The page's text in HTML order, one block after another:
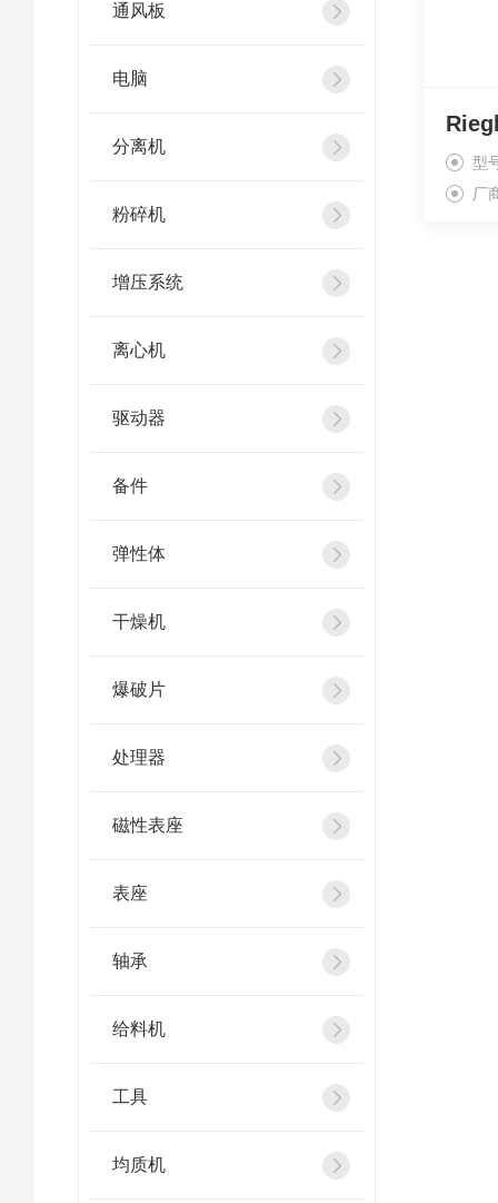
通风板
电脑
分离机
粉碎机
增压系统
离心机
驱动器
备件
弹性体
干燥机
爆破片
处理器
磁性表座
表座
轴承
给料机
工具
均质机
型
厂